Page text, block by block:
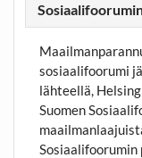
sosiaalifoorumi
lähteellä,
Suomen